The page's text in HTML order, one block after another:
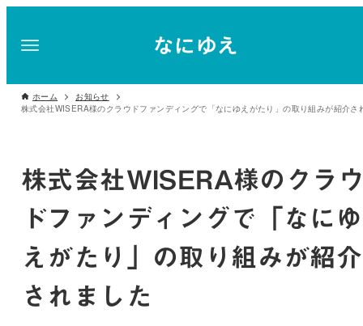
ホーム お知らせ
株式会社WISERA様のクラ
ドファンディングで「なにゆ
えがたり」の取り組みが紹介
されました